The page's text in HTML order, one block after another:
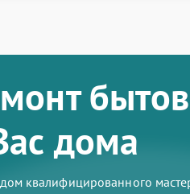
дома
квалифицированного